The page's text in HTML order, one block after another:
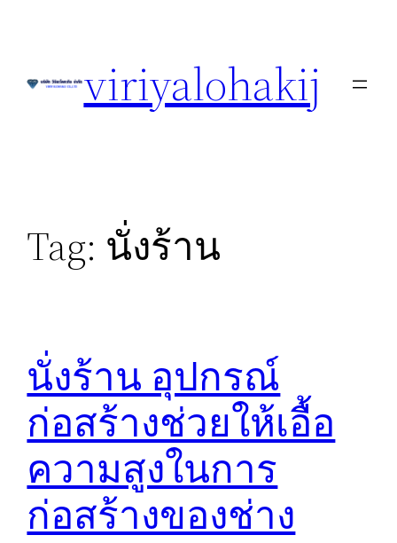
viriyalohakij
Tag: นั่งร้าน
นั่งร้าน อุปกรณ์
ก่อสร้างช่วยให้เอื้อ
ความสูงในการ
ก่อสร้างของช่าง